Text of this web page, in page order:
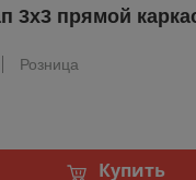
3x3 прямой
Розница
Купить